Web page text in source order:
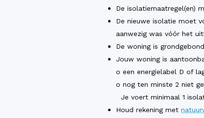
De isolatiemaatregel(en)
De nieuwe isolatie moet
aanwezig was vóór het
De woning is
Jouw woning is
o een energielabel D of
o nog ten minste 2 niet
Je voert minimaal 1
Houd rekening met